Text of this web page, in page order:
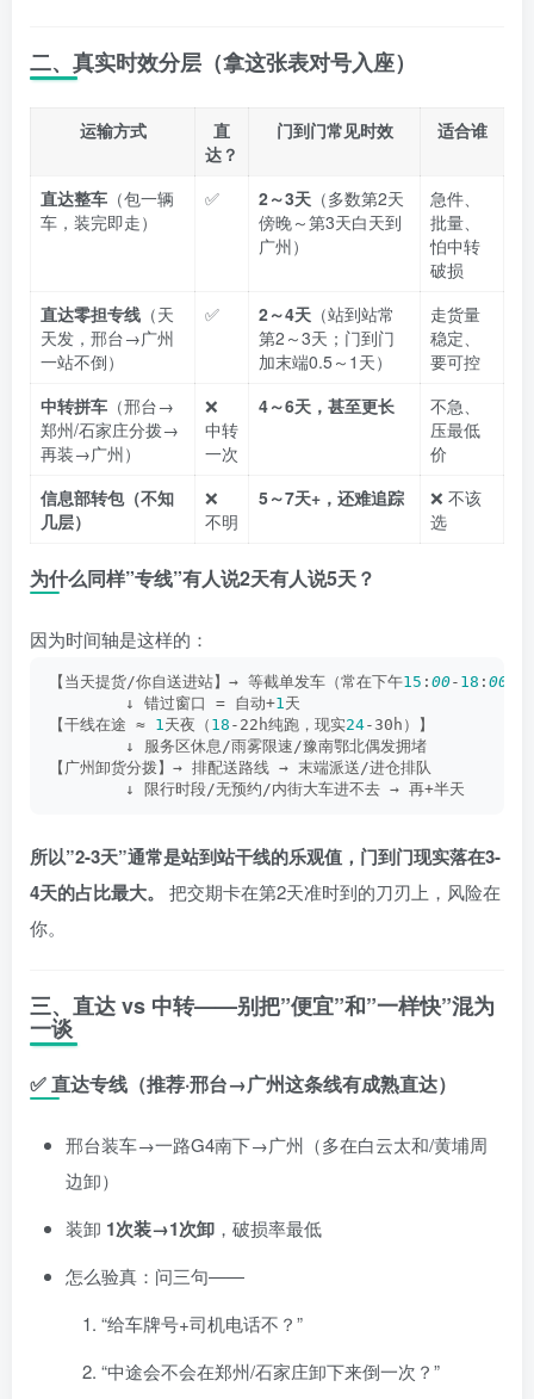
二、真实时效分层（拿这张表对号入座）
运输方式
直
达？
门到门常见时效 适合谁
直达整车 （包一辆
车，装完即走）
✅ 2～3天 （多数第2天
傍晚～第3天白天到
广州）
急件、
批量、
怕中转
破损
直达零担专线 （天
天发，邢台→广州
一站不倒）
✅ 2～4天 （站到站常
第2～3天；门到门
加末端0.5～1天）
走货量
稳定、
要可控
中转拼车 （邢台→
郑州/石家庄分拨→
再装→广州）
❌
中转
一次
4～6天，甚至更长
不急、
压最低
价
信息部转包（不知
几层）
❌
不明
5～7天+，还难追踪
❌ 不该
选
为什么同样”专线”有人说2天有人说5天？
因为时间轴是这样的：
【当天提货/你自送进站】→ 等截单发车（常在下午15 : 00- 18 : 00
        ↓ 错过窗口 = 自动+
1天
【干线在途 ≈ 1天夜（ 18 -22h纯跑，现实24-30h）】
        ↓ 服务区休息/雨雾限速/豫南鄂北偶发拥堵
【广州卸货分拨】→ 排配送路线 → 末端派送/进仓排队
        ↓ 限行时段/无预约/内街大车进不去 → 再+半天
所以”2-3天”通常是站到站干线的乐观值，门到门现实落在3-
4天的占比最大。
把交期卡在第2天准时到的刀刃上，风险在
你。
三、直达 vs 中转——别把”便宜”和”一样快”混为
一谈
✅ 直达专线（推荐·邢台→广州这条线有成熟直达）
邢台装车→一路G4南下→广州（多在白云太和/黄埔周
边卸）
装卸 1次装→1次卸 ，破损率最低
怎么验真：问三句——
“给车牌号+司机电话不？”
“中途会不会在郑州/石家庄卸下来倒一次？”